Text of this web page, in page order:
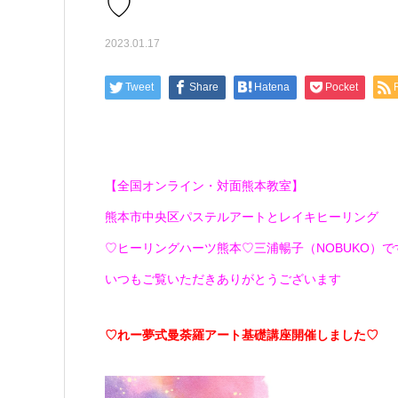
2023.01.17
Tweet Share Hatena Pocket
【全国オンライン・対面熊本教室】
熊本市中央区パステルアートとレイキヒーリング
♡ヒーリングハーツ熊本♡三浦暢子（NOBUKO）で
いつもご覧いただきありがとうございます
♡れー夢式曼荼羅アート基礎講座開催しました♡